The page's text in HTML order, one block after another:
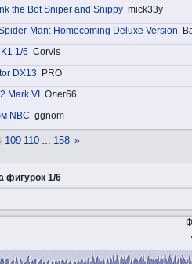
the Bot Sniper and Snippy mick33y
Man: Homecoming Deluxe Version
1/6 Corvis
DX13
PRO
Mark VI
Олег66
NBC ggnom
109 110 … 158 »
фигурок 1/6